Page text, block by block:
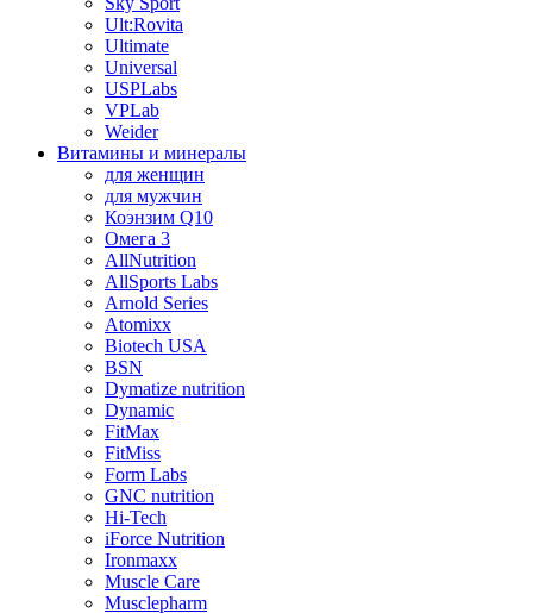
Ult:Rovita
Ultimate
Universal
USPLabs
VPLab
Weider
Витамины и минералы
для женщин
для мужчин
Коэнзим Q10
Омега 3
AllNutrition
AllSports Labs
Arnold Series
Atomixx
Biotech USA
BSN
Dymatize nutrition
Dynamic
FitMax
FitMiss
Form Labs
GNC nutrition
Hi-Tech
iForce Nutrition
Ironmaxx
Muscle Care
Musclepharm